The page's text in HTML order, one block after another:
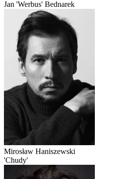
Jan 'Werbus' Bednarek
Mirosław Haniszewski
'Chudy'